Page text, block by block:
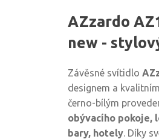
AZzardo
new -
Závěsné svítidlo
designem a
černo-bílým
obývacího pokoje,
bary, hotely. Díky